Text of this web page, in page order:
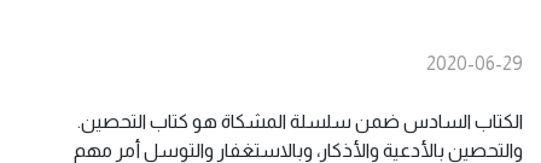
2020-06-29
الكتاب السادس ضمن سلسلة المشكاة هو كتاب التحصين.
والتحصين بالأدعية والأذكار، وبالاستغفار والتوسل أمر مهم